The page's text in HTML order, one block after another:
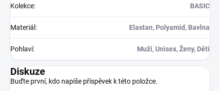
Kolekce: BASIC
Materiál : Elastan, Polyamid, Bavlna
Pohlaví: Muži, Unisex, Ženy, Děti
Diskuze
Buďte první, kdo napíše příspěvek k této položce.